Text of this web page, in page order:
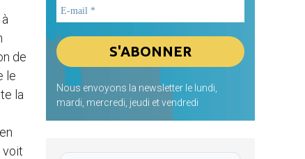
de
le
la
voit
Nous envoyons la newsletter le lundi,
mardi, mercredi, jeudi et vendredi